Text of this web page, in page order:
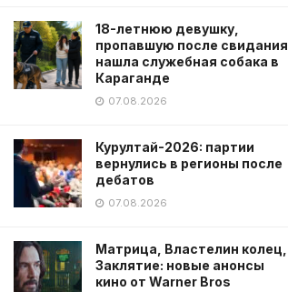
18-летнюю девушку,
пропавшую после свидания,
нашла служебная собака в
Караганде
07.08.2026
Курултай-2026: партии
вернулись в регионы после
дебатов
07.08.2026
Матрица, Властелин колец,
Заклятие: новые анонсы
кино от Warner Bros